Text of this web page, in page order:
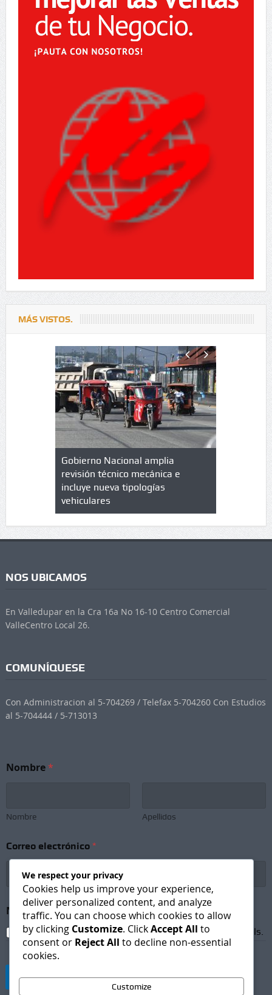
MÁS VISTOS.
de
Gobierno Nacional amplia
revisión técnico mecánica e
incluye nueva tipologías
vehiculares
cuáles
NOS UBICAMOS
En Valledupar en la Cra 16a No 16-10 Centro Comercial
ValleCentro Local 26.
COMUNÍQUESE
Con Administracion al 5-704269 / Telefax 5-704260 Con Estudios
al 5-704444 / 5-713013
Nombre*
Nombre Apellidos
Correo electrónico *
S
u
b
Newsletter Subscription*
I agree to receive newsletters and promotional emails.
Suscribirse
We respect your privacy
Cookies help us improve your experience,
deliver personalized content, and analyze
traffic. You can choose which cookies to allow
by clicking Customize. ClickAccept All to
consent or Reject All to decline non-essential
cookies.
Customize